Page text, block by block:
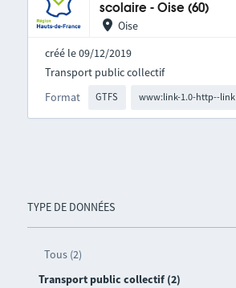
TYPE DE DONNÉES
Tous (2)
Transport public collectif (2)
scolaire - Oise (60)
Oise
créé le 09/12/2019
Format GTFS www:link-1.0-http--link
Transport public collectif